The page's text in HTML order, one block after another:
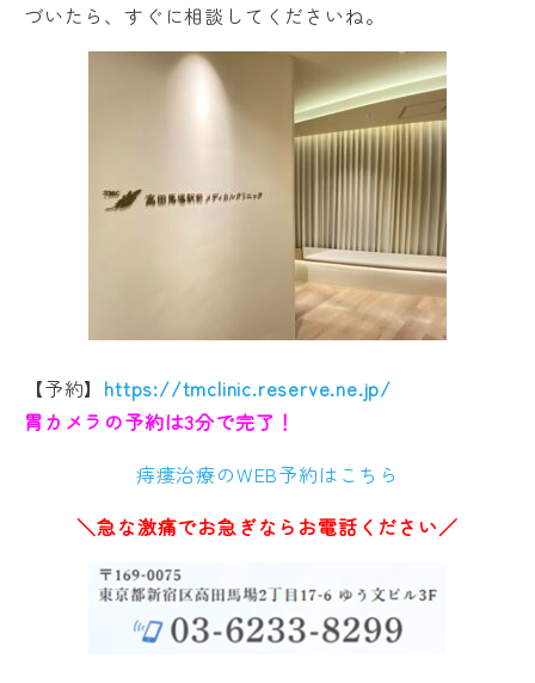
づいたら、すぐに相談してくださいね。
【予約】 https://tmclinic.reserve.ne.jp/
胃カメラの予約は3分で完了！
痔瘻治療のWEB予約はこちら
＼急な激痛でお急ぎならお電話ください／